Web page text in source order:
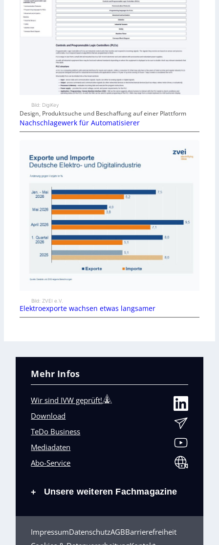
Bild: DigiKey
Design, Produktsuche und Beschaffung auf einer Plattform
Nachschlagewerk für Automatisierer
Bild: ZVEI e.V.
Elektroexporte wachsen etwas langsamer
Mehr Infos
Wir sind IVW geprüft!
Download
TeDo Business
Mediadaten
Abo-Service
+ Unsere weiteren Fachmagazine
ImpressumDatenschutzAGBBarrierefreiheit